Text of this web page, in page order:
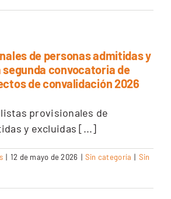
de personas admitidas y
segunda convocatoria de
de convalidación 2026
provisionales de
y excluidas [...]
| 12 de mayo de 2026 | Sin categoría | Sin